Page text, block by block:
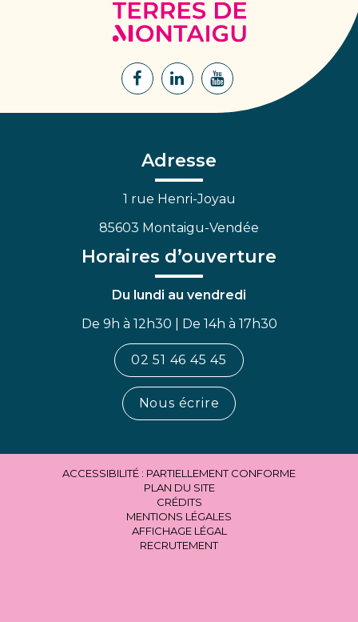
Terres
de
Montaigu
Lien
Facebook
Lien
Lien
Adresse
1 rue Henri-Joyau
85603 Montaigu-Vendée
Horaires d’ouverture
Du lundi au vendredi
De 9h à 12h30 | De 14h à 17h30
02 51 46 45 45
Nous écrire
ACCESSIBILITÉ : PARTIELLEMENT CONFORME
PLAN DU SITE
CRÉDITS
MENTIONS LÉGALES
AFFICHAGE LÉGAL
RECRUTEMENT